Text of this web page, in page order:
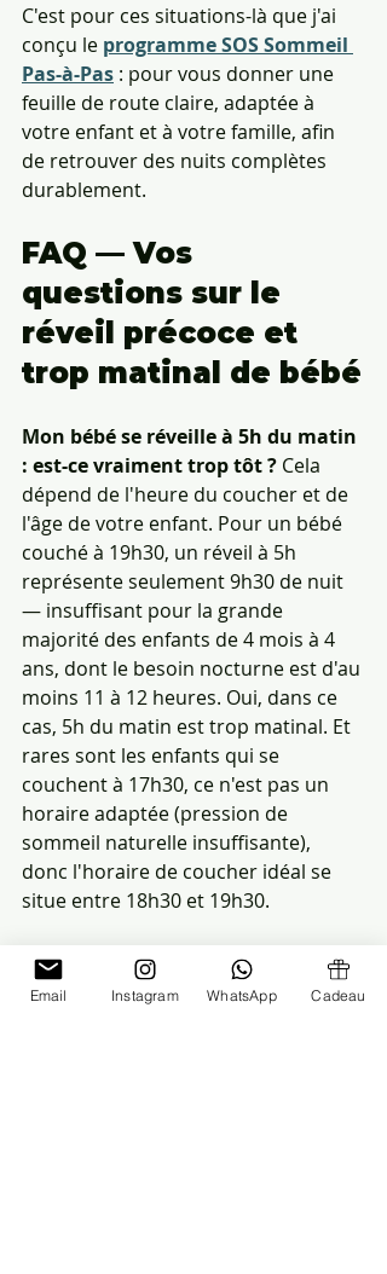
C'est pour ces situations-là que j'ai
conçu le programme SOS Sommeil
Pas-à-Pas : pour vous donner une
feuille de route claire, adaptée à
votre enfant et à votre famille, afin
de retrouver des nuits complètes
durablement.
FAQ — Vos
questions sur le
réveil précoce et
trop matinal de bébé
Mon bébé se réveille à 5h du matin
: est-ce vraiment trop tôt ? Cela
dépend de l'heure du coucher et de
l'âge de votre enfant. Pour un bébé
couché à 19h30, un réveil à 5h
représente seulement 9h30 de nuit
— insuffisant pour la grande
majorité des enfants de 4 mois à 4
ans, dont le besoin nocturne est d'au
moins 11 à 12 heures. Oui, dans ce
cas, 5h du matin est trop matinal. Et
rares sont les enfants qui se
couchent à 17h30, ce n'est pas un
horaire adaptée (pression de
sommeil naturelle insuffisante),
donc l'horaire de coucher idéal se
situe entre 18h30 et 19h30.
Mon enfant se réveille trop tôt
mais joue dans son lit : dois-je
Email Instagram WhatsApp Cadeau